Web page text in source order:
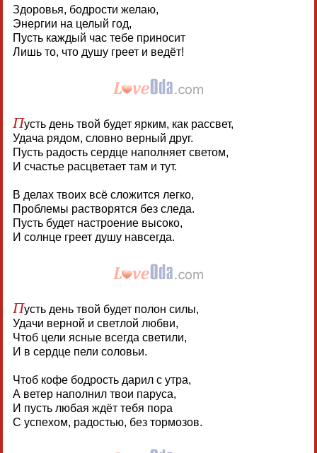
Здоровья, бодрости желаю,
Энергии на целый год,
Пусть каждый час тебе приносит
Лишь то, что душу греет и ведёт!
Пусть день твой будет ярким, как рассвет,
Удача рядом, словно верный друг.
Пусть радость сердце наполняет светом,
И счастье расцветает там и тут.
В делах твоих всё сложится легко,
Проблемы растворятся без следа.
Пусть будет настроение высоко,
И солнце греет душу навсегда.
Пусть день твой будет полон силы,
Удачи верной и светлой любви,
Чтоб цели ясные всегда светили,
И в сердце пели соловьи.
Чтоб кофе бодрость дарил с утра,
А ветер наполнил твои паруса,
И пусть любая ждёт тебя пора
С успехом, радостью, без тормозов.